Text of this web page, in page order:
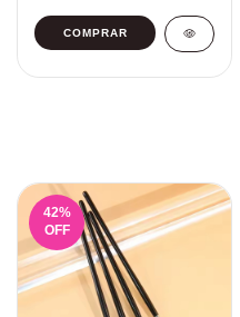
COMPRAR
42%
OFF